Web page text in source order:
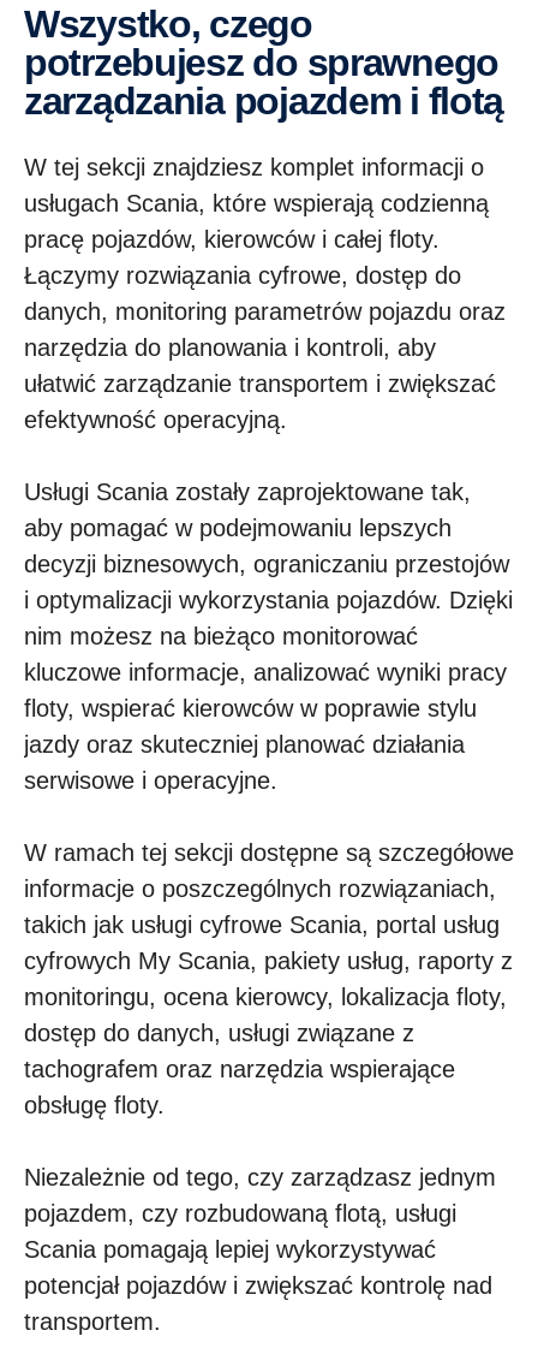
Wszystko, czego
potrzebujesz do sprawnego
zarządzania pojazdem i flotą
W tej sekcji znajdziesz komplet informacji o
usługach Scania, które wspierają codzienną
pracę pojazdów, kierowców i całej floty.
Łączymy rozwiązania cyfrowe, dostęp do
danych, monitoring parametrów pojazdu oraz
narzędzia do planowania i kontroli, aby
ułatwić zarządzanie transportem i zwiększać
efektywność operacyjną.
Usługi Scania zostały zaprojektowane tak,
aby pomagać w podejmowaniu lepszych
decyzji biznesowych, ograniczaniu przestojów
i optymalizacji wykorzystania pojazdów. Dzięki
nim możesz na bieżąco monitorować
kluczowe informacje, analizować wyniki pracy
floty, wspierać kierowców w poprawie stylu
jazdy oraz skuteczniej planować działania
serwisowe i operacyjne.
W ramach tej sekcji dostępne są szczegółowe
informacje o poszczególnych rozwiązaniach,
takich jak usługi cyfrowe Scania, portal usług
cyfrowych My Scania, pakiety usług, raporty z
monitoringu, ocena kierowcy, lokalizacja floty,
dostęp do danych, usługi związane z
tachografem oraz narzędzia wspierające
obsługę floty.
Niezależnie od tego, czy zarządzasz jednym
pojazdem, czy rozbudowaną flotą, usługi
Scania pomagają lepiej wykorzystywać
potencjał pojazdów i zwiększać kontrolę nad
transportem.